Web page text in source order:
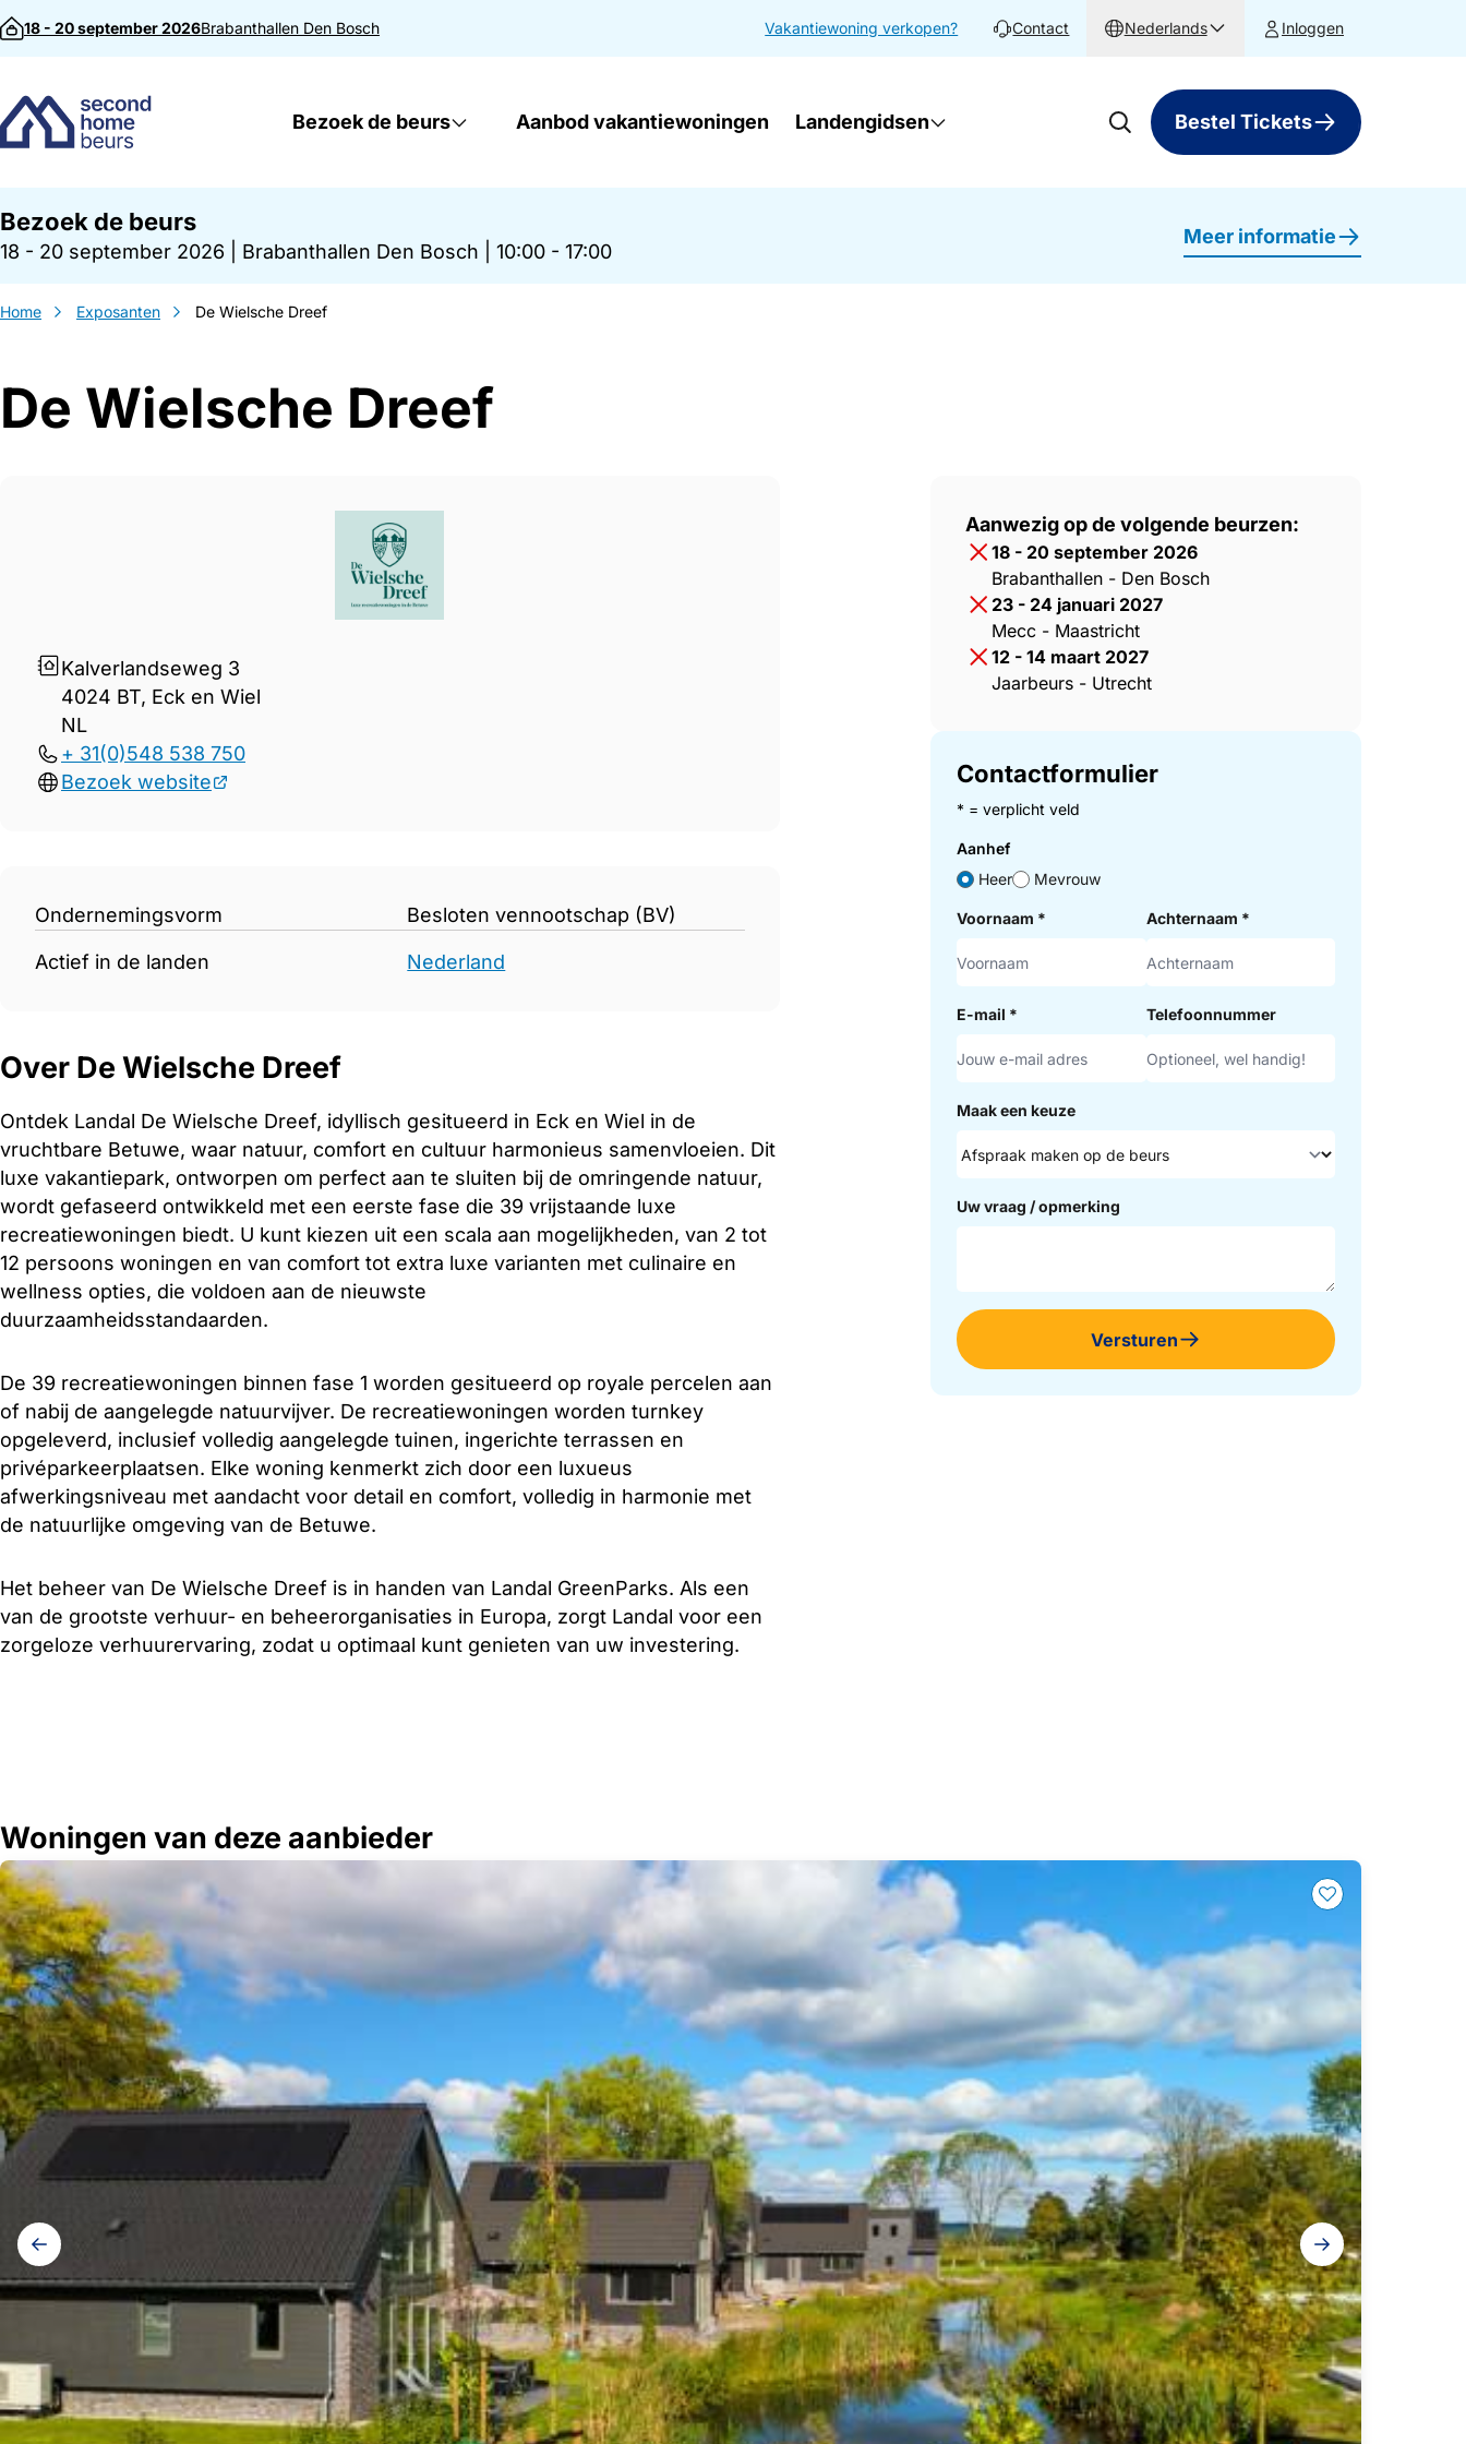
Direct naar inhoud
18 - 20 september 2026Brabanthallen Den Bosch Vakantiewoning verkopen? Contact Nederlands Inloggen
Bezoek de beurs Aanbod vakantiewoningen Landengidsen Bestel Tickets
Bezoek de beurs
18 - 20 september 2026 Brabanthallen Den Bosch 10:00 - 17:00
Meer informatie
Home Exposanten De Wielsche Dreef
De Wielsche Dreef
Kalverlandseweg 3
4024 BT, Eck en Wiel
NL
+ 31(0)548 538 750
Bezoek website
Gegevens De Wielsche Dreef
Ondernemingsvorm Besloten vennootschap (BV)
Actief in de landen Nederland
Over De Wielsche Dreef
Ontdek Landal De Wielsche Dreef, idyllisch gesitueerd in Eck en Wiel in de
vruchtbare Betuwe, waar natuur, comfort en cultuur harmonieus samenvloeien. Dit
luxe vakantiepark, ontworpen om perfect aan te sluiten bij de omringende natuur,
wordt gefaseerd ontwikkeld met een eerste fase die 39 vrijstaande luxe
recreatiewoningen biedt. U kunt kiezen uit een scala aan mogelijkheden, van 2 tot
12 persoons woningen en van comfort tot extra luxe varianten met culinaire en
wellness opties, die voldoen aan de nieuwste
duurzaamheidsstandaarden.
De 39 recreatiewoningen binnen fase 1 worden gesitueerd op royale percelen aan
of nabij de aangelegde natuurvijver. De recreatiewoningen worden turnkey
opgeleverd, inclusief volledig aangelegde tuinen, ingerichte terrassen en
privéparkeerplaatsen. Elke woning kenmerkt zich door een luxueus
afwerkingsniveau met aandacht voor detail en comfort, volledig in harmonie met
de natuurlijke omgeving van de Betuwe.
Het beheer van De Wielsche Dreef is in handen van Landal GreenParks. Als een
van de grootste verhuur- en beheerorganisaties in Europa, zorgt Landal voor een
zorgeloze verhuurervaring, zodat u optimaal kunt genieten van uw investering.
Aanwezig op de volgende beurzen:
18 - 20 september 2026
Brabanthallen - Den Bosch
23 - 24 januari 2027
Mecc - Maastricht
12 - 14 maart 2027
Jaarbeurs - Utrecht
Contactformulier
* = verplicht veld
Aanhef
Heer
Mevrouw
Voornaam * Achternaam *
E-mail * Telefoonnummer
Maak een keuze
Uw vraag / opmerking
Versturen
Woningen van deze aanbieder
Galerij
navigatie